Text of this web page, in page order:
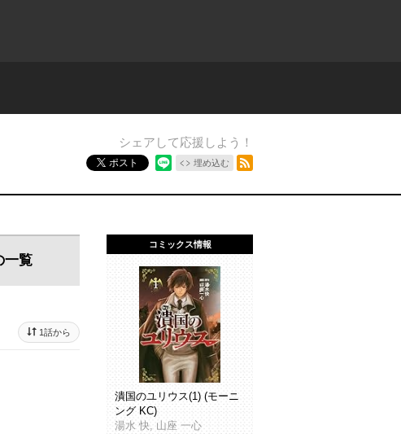
シェアして応援しよう！
ポスト 埋め込む
一覧
1話から
コミックス情報
潰国のユリウス(1) (モーニ
ング KC)
湯水 快, 山座 一心